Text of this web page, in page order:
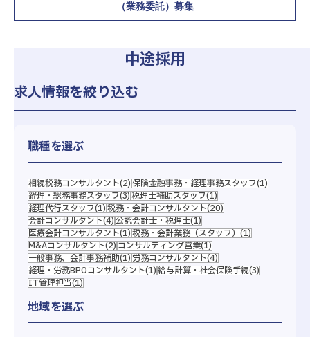
（業務委託）募集
募集人数 10名前後
募集学部・
全学部・全学科
エントリー
方法
マイナビからエントリーはこちら
▼ 2027年度卒
税理士法人
社会保険労務士法人
エントリーフォームはこちら
中途採用
求人情報を絞り込む
職種を選ぶ
相続税務コンサルタント(2)保険金融事務・経理事務スタッフ(1)
経理・総務事務スタッフ(3)税理士補助スタッフ(1)
経理代行スタッフ(1)税務・会計コンサルタント(20)
会計コンサルタント(4)公認会計士・税理士(1)
医療会計コンサルタント(1)税務・会計業務（スタッフ）(1)
M&Aコンサルタント(2)コンサルティング営業(1)
一般事務、会計事務補助(1)労務コンサルタント(4)
経理・労務BPOコンサルタント(1)給与計算・社会保険手続(3)
IT管理担当(1)
地域を選ぶ